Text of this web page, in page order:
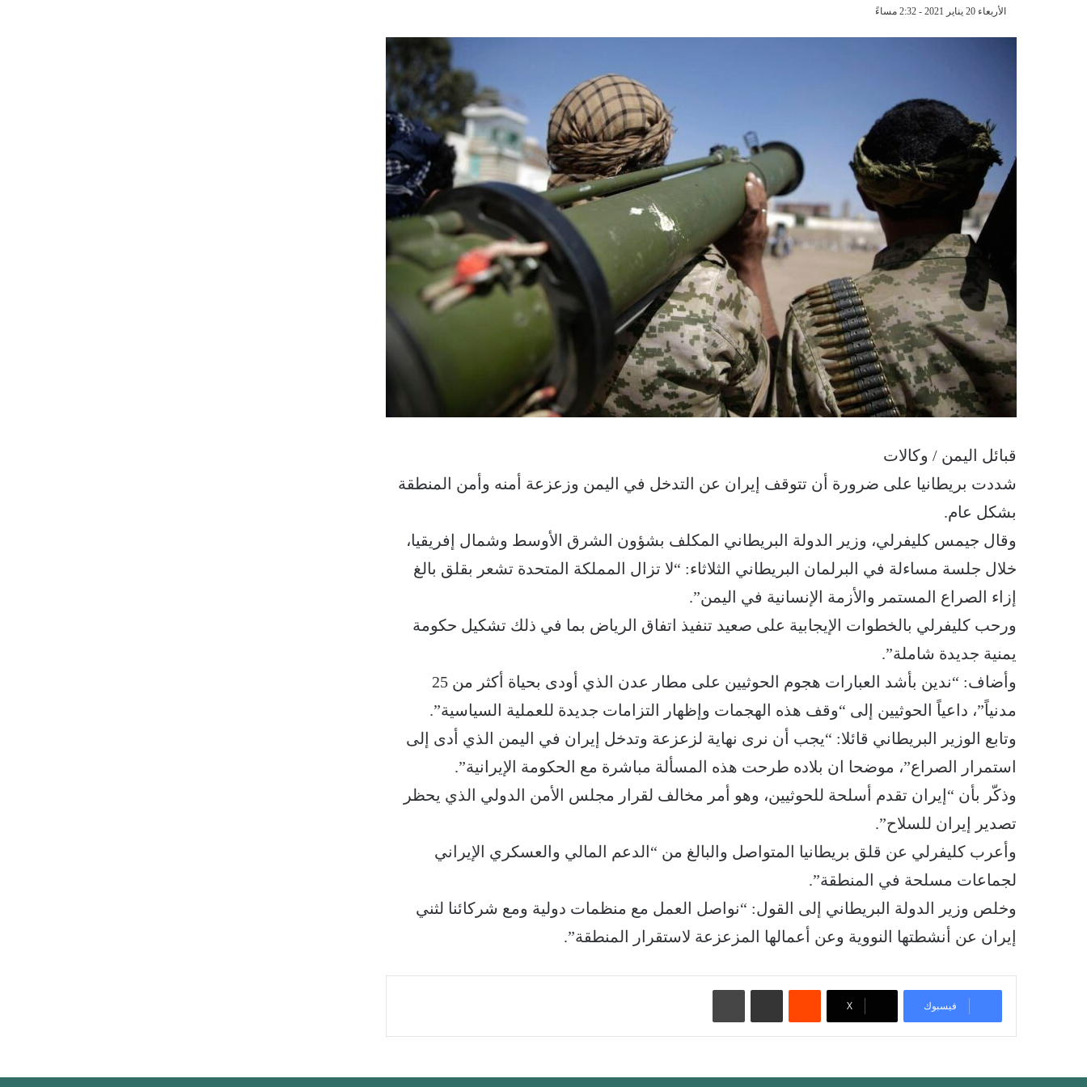
الأربعاء 20 يناير 2021 - 2:32 مساءً
قبائل اليمن / وكالات
شددت بريطانيا على ضرورة أن تتوقف إيران عن التدخل في اليمن وزعزعة أمنه وأمن المنطقة
بشكل عام.
وقال جيمس كليفرلي، وزير الدولة البريطاني المكلف بشؤون الشرق الأوسط وشمال إفريقيا،
خلال جلسة مساءلة في البرلمان البريطاني الثلاثاء: “لا تزال المملكة المتحدة تشعر بقلق بالغ
إزاء الصراع المستمر والأزمة الإنسانية في اليمن”.
ورحب كليفرلي بالخطوات الإيجابية على صعيد تنفيذ اتفاق الرياض بما في ذلك تشكيل حكومة
يمنية جديدة شاملة”.
وأضاف: “ندين بأشد العبارات هجوم الحوثيين على مطار عدن الذي أودى بحياة أكثر من 25
مدنياً”، داعياً الحوثيين إلى “وقف هذه الهجمات وإظهار التزامات جديدة للعملية السياسية”.
وتابع الوزير البريطاني قائلا: “يجب أن نرى نهاية لزعزعة وتدخل إيران في اليمن الذي أدى إلى
استمرار الصراع”، موضحا ان بلاده طرحت هذه المسألة مباشرة مع الحكومة الإيرانية”.
وذكّر بأن “إيران تقدم أسلحة للحوثيين، وهو أمر مخالف لقرار مجلس الأمن الدولي الذي يحظر
تصدير إيران للسلاح”.
وأعرب كليفرلي عن قلق بريطانيا المتواصل والبالغ من “الدعم المالي والعسكري الإيراني
لجماعات مسلحة في المنطقة”.
وخلص وزير الدولة البريطاني إلى القول: “نواصل العمل مع منظمات دولية ومع شركائنا لثني
إيران عن أنشطتها النووية وعن أعمالها المزعزعة لاستقرار المنطقة”.
فيسبوك ‫X